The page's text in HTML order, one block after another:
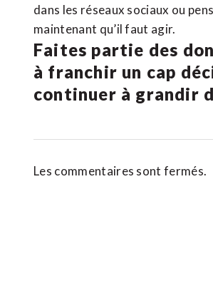
dans les réseaux sociaux ou
maintenant qu’il faut agir.
Faites partie des
à franchir un cap
continuer à grandir
Les commentaires sont fermés.